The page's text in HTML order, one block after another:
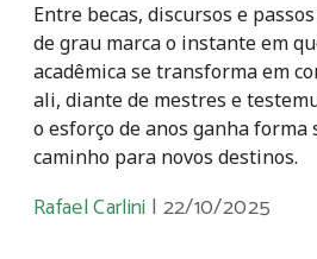
Entre becas, discursos e
de grau marca o instante em
acadêmica se transforma em
ali, diante de mestres e
o esforço de anos ganha
caminho para novos destinos.
Rafael Carlini | 22/10/2025